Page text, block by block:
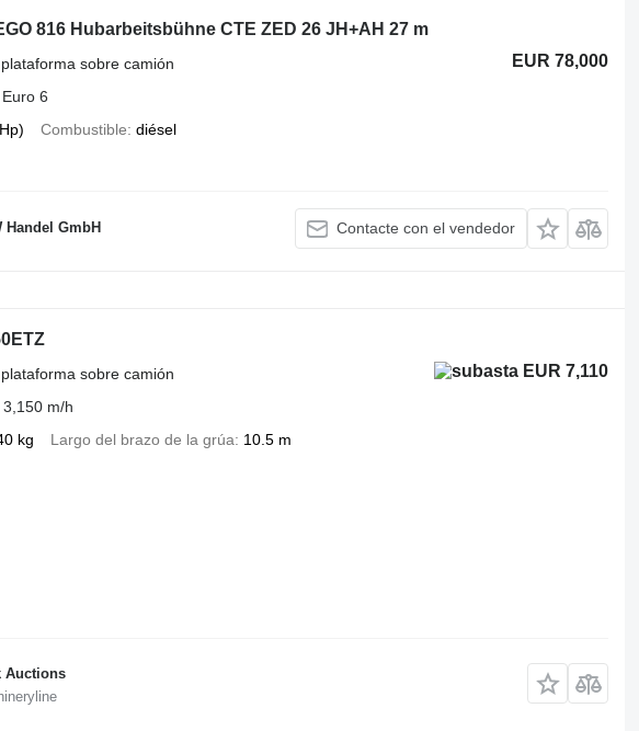
816 Hubarbeitsbühne CTE ZED 26 JH+AH 27 m
EUR 78,000
sobre camión
Euro 6
Combustible diésel
Handel GmbH Contacte con el vendedor
EUR 7,110
sobre camión
3,150 m/h
kg Largo del brazo de la grúa 10.5 m
Auctions